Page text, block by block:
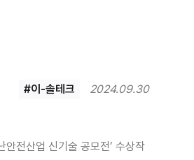
#이-솔테크 2024.09.30
전산업 신기술 공모전’ 수상작